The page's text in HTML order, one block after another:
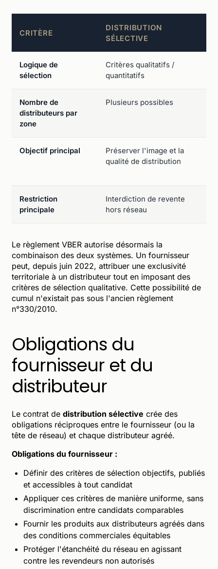
CRITÈRE
DISTRIBUTION
SÉLECTIVE
Logique de
sélection
Critères qualitatifs /
quantitatifs
Nombre de
distributeurs par
zone
Plusieurs possibles
Objectif principal
Préserver l'image et la
qualité de distribution
Restriction
principale
Interdiction de revente
hors réseau
Le règlement VBER autorise désormais la
combinaison des deux systèmes. Un fournisseur
peut, depuis juin 2022, attribuer une exclusivité
territoriale à un distributeur tout en imposant des
critères de sélection qualitative. Cette possibilité de
cumul n'existait pas sous l'ancien règlement
n°330/2010.
Obligations du
fournisseur et du
distributeur
Le contrat de distribution sélective crée des
obligations réciproques entre le fournisseur (ou la
tête de réseau) et chaque distributeur agréé.
Obligations du fournisseur :
Définir des critères de sélection objectifs, publiés
et accessibles à tout candidat
Appliquer ces critères de manière uniforme, sans
discrimination entre candidats comparables
Fournir les produits aux distributeurs agréés dans
des conditions commerciales équitables
Protéger l'étanchéité du réseau en agissant
contre les revendeurs non autorisés